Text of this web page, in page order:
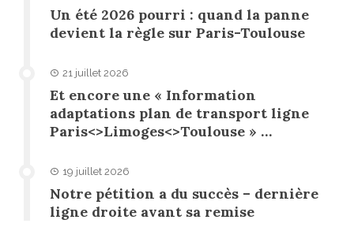
Un été 2026 pourri : quand la panne
devient la règle sur Paris-Toulouse
21 juillet 2026
Et encore une « Information
adaptations plan de transport ligne
Paris<>Limoges<>Toulouse » …
19 juillet 2026
Notre pétition a du succès – dernière
ligne droite avant sa remise